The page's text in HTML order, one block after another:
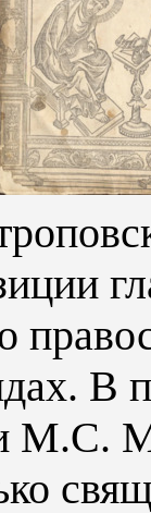
В
М.С.